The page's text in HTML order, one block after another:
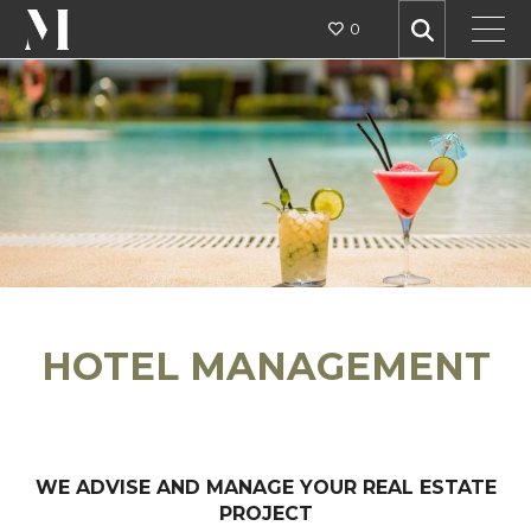
0
HOTEL MANAGEMENT
WE ADVISE AND MANAGE YOUR REAL ESTATE
PROJECT